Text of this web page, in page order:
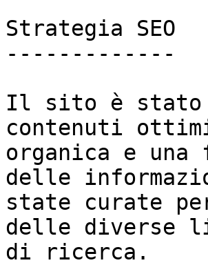
Strategia SEO
-------------
Il sito è stato
contenuti
organica e
delle
state curate
delle diverse
di ricerca.